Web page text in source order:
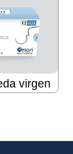
virgen